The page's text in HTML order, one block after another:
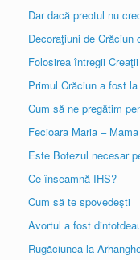
Dar dacă preotul nu
Decoraţiuni de
Folosirea întregii Creaţii
Primul Crăciun a fost
Cum să ne pregătim
Fecioara Maria –
Este Botezul necesar
Ce înseamnă IHS?
Cum să te spovedeşti
Avortul a fost
Rugăciunea la